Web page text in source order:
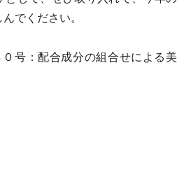
でください。
号：配合成分の組合せによる美